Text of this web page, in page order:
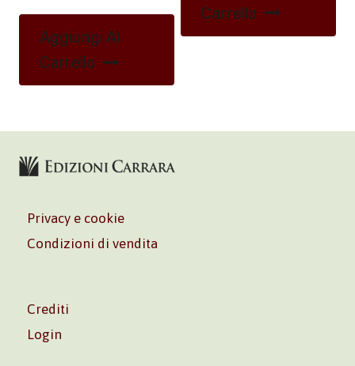
Aggiungi Al
Carrello
Carrello
Privacy e cookie
Condizioni di vendita
Crediti
Login